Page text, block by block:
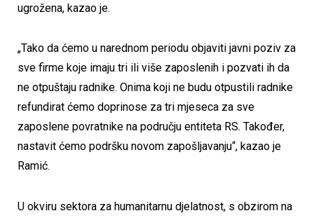
ugrožena, kazao je.
„Tako da ćemo u narednom periodu objaviti javni poziv za
sve firme koje imaju tri ili više zaposlenih i pozvati ih da
ne otpuštaju radnike. Onima koji ne budu otpustili radnike
refundirat ćemo doprinose za tri mjeseca za sve
zaposlene povratnike na području entiteta RS. Također,
nastavit ćemo podršku novom zapošljavanju“, kazao je
Ramić.
U okviru sektora za humanitarnu djelatnost, s obzirom na